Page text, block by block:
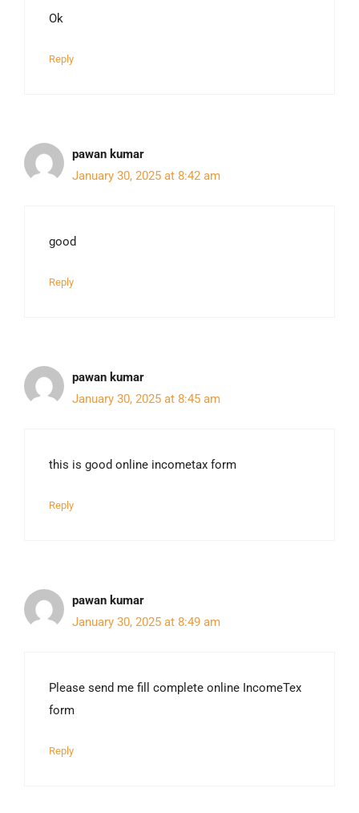
Ok
Reply
pawan kumar
January 30, 2025 at 8:42 am
good
Reply
pawan kumar
January 30, 2025 at 8:45 am
this is good online incometax form
Reply
pawan kumar
January 30, 2025 at 8:49 am
Please send me fill complete online IncomeTex
form
Reply